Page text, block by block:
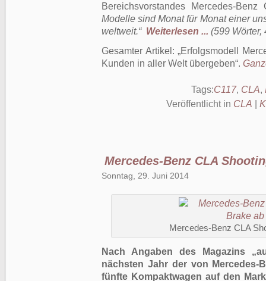
Bereichsvorstandes Mercedes-
Modelle sind Monat für Monat einer
weltweit.“ Weiterlesen ... (599 Wörter,
Gesamter Artikel: Erfolgsmodell
Kunden in aller Welt übergeben .
Tags:C117, CLA,
Veröffentlicht in CLA
Mercedes-Benz CLA
Sonntag, 29. Juni 2014
Mercedes-Benz CLA
Nach Angaben des Magazins
nächsten Jahr der von Mercedes-
fünfte Kompaktwagen auf den